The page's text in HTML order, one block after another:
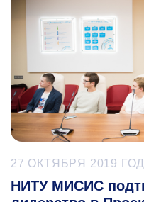
27 ОКТЯБРЯ 2019
НИТУ МИСИС